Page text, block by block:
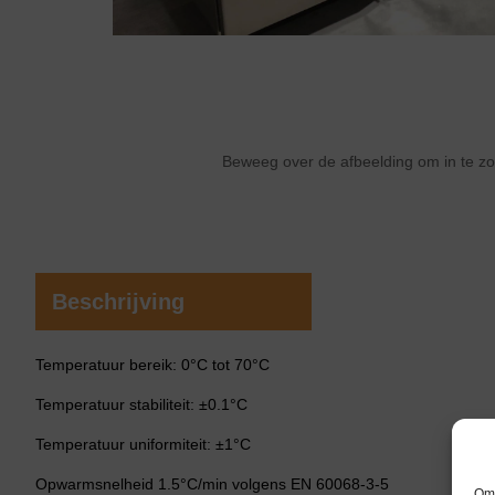
Beweeg over de afbeelding om in te
Beschrijving
Temperatuur bereik: 0°C tot 70°C
Temperatuur stabiliteit: ±0.1°C
Temperatuur uniformiteit: ±1°C
Opwarmsnelheid 1.5°C/min volgens EN 60068-3-5